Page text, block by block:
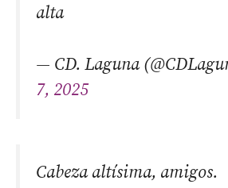
alta
— CD. Laguna
7, 2025
Cabeza altísima, amigos.